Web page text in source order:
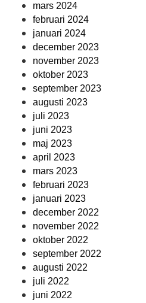
mars 2024
februari 2024
januari 2024
december 2023
november 2023
oktober 2023
september 2023
augusti 2023
juli 2023
juni 2023
maj 2023
april 2023
mars 2023
februari 2023
januari 2023
december 2022
november 2022
oktober 2022
september 2022
augusti 2022
juli 2022
juni 2022